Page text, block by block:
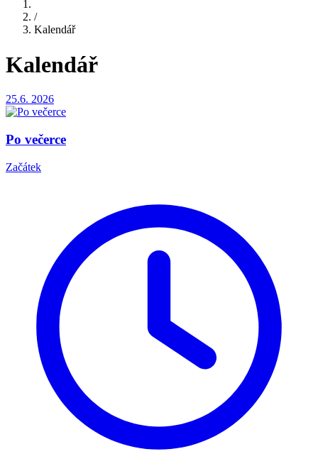
/
Kalendář
Kalendář
25.6. 2026
Po večerce
Začátek